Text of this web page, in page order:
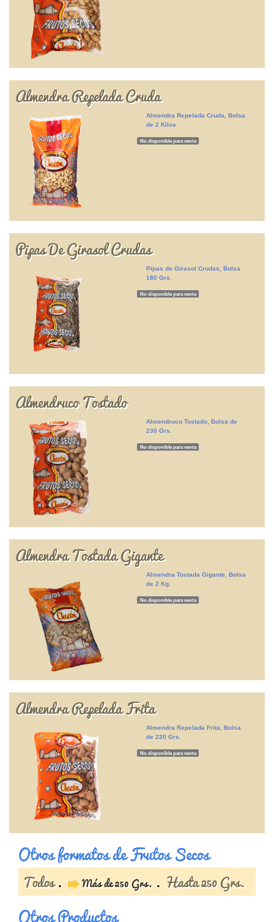
Almendra Repelada Cruda
Almendra Repelada Cruda, Bolsa
de 2 Kilos
No disponible para venta
Pipas De Girasol Crudas
Pipas de Girasol Crudas, Bolsa
180 Grs.
No disponible para venta
Almendruco Tostado
Almendruco Tostado, Bolsa de
230 Grs.
No disponible para venta
Almendra Tostada Gigante
Almendra Tostada Gigante, Bolsa
de 2 Kg.
No disponible para venta
Almendra Repelada Frita
Almendra Repelada Frita, Bolsa
de 220 Grs.
No disponible para venta
Otros formatos de Frutos Secos
Todos Más de 250 Grs. Hasta 250 Grs.
Otros Productos